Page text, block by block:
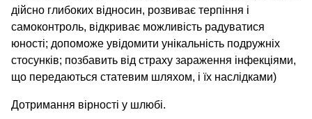
дійсно глибоких відносин, розвиває терпіння і
самоконтроль, відкриває можливість радуватися
юності; допоможе увідомити унікальність подружніх
стосунків; позбавить від страху зараження інфекціями,
що передаються статевим шляхом, і їх наслідками)
Дотримання вірності у шлюбі.